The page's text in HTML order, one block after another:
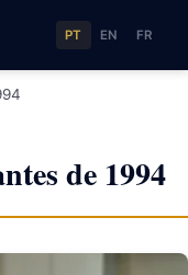
PT EN FR
de 1994